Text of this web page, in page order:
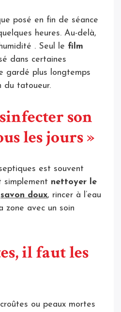
posé en fin de séance
heures. Au-delà,
. Seul le film
dans certaines
gardé plus longtemps
du tatoueur.
son
les jours »
est souvent
nettoyer le
savon doux, rincer à l’eau
zone avec un soin
il faut les
ou peaux mortes